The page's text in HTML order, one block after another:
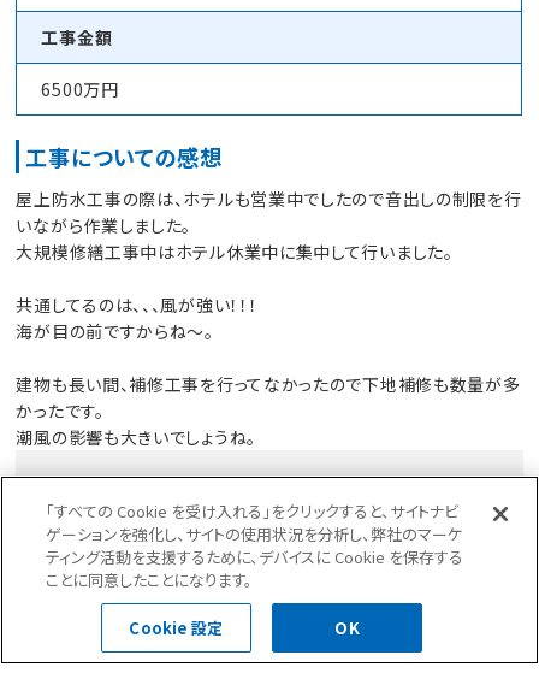
工事金額
6500万円
工事についての感想
屋上防水工事の際は、ホテルも営業中でしたので音出しの制限を行
いながら作業しました。
大規模修繕工事中はホテル休業中に集中して行いました。
共通してるのは、、、風が強い！！！
海が目の前ですからね～。
建物も長い間、補修工事を行ってなかったので下地補修も数量が多
かったです。
潮風の影響も大きいでしょうね。
ホテルの方はペットと一緒に泊まれるホテルとして人気があ
るようです！
プールとホテルの間にドッグランなども有りましたね。
「すべての Cookie を受け入れる」をクリックすると、サイトナビ
ゲーションを強化し、サイトの使用状況を分析し、弊社のマーケ
ティング活動を支援するために、デバイスに Cookie を保存する
ことに同意したことになります。
Cookie 設定 OK